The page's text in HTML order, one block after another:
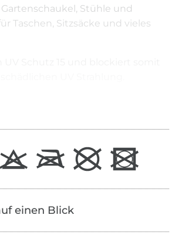
Stühle und
Taschen, Sitzsäcke und vieles
einen Blick